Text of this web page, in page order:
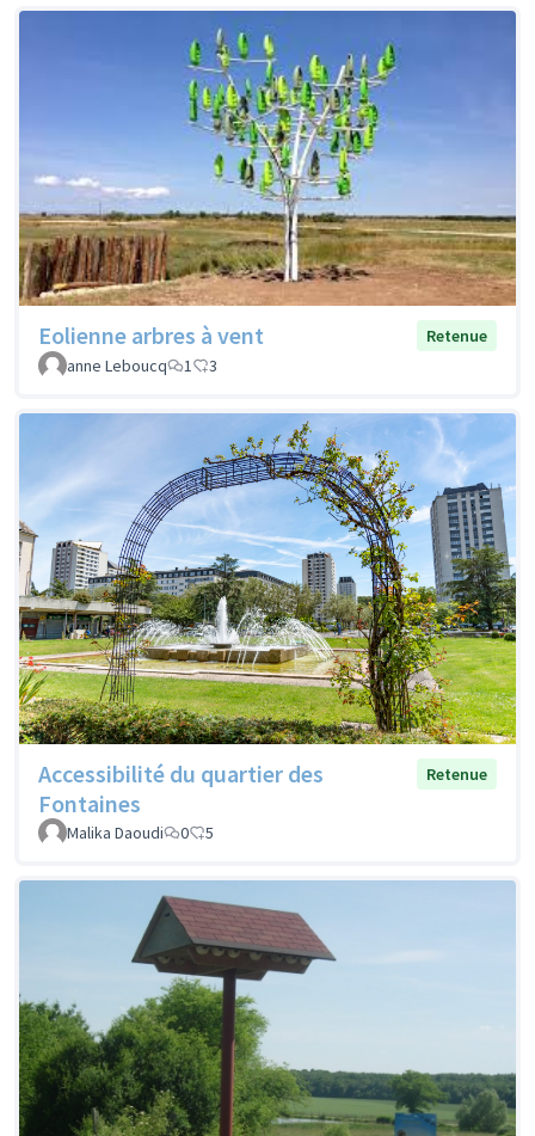
Eolienne arbres à vent
Retenue
anne Leboucq
1 3
Accessibilité du quartier des
Fontaines
Retenue
Malika Daoudi 0 5